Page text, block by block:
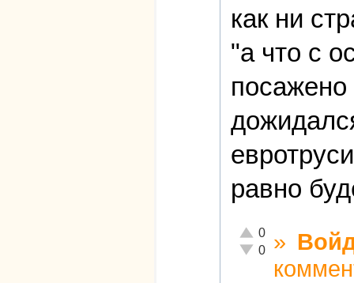
как ни
"а что с
равно
Отлично!
0
Неадекватно!
0 »